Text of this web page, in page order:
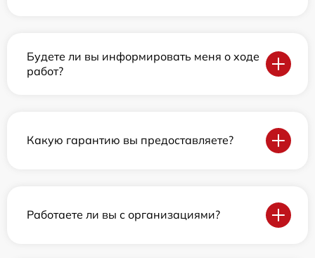
Будете ли вы информировать меня о ходе
работ?
Какую гарантию вы предоставляете?
Работаете ли вы с организациями?